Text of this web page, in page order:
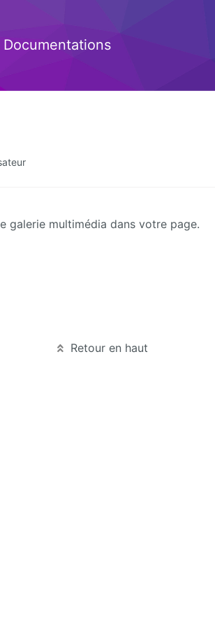
Documentations
galerie multimédia dans votre page.
Retour en haut